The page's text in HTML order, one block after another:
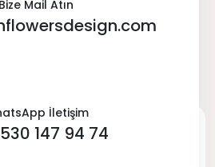
Bize Mail Atın
İletişim
147 94 74